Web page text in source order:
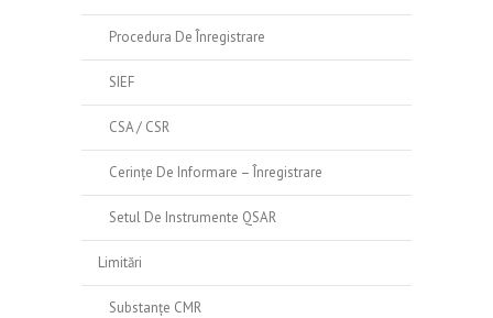
Procedura De Înregistrare
SIEF
CSA / CSR
Cerințe De Informare – Înregistrare
Setul De Instrumente QSAR
Limitări
Substanțe CMR